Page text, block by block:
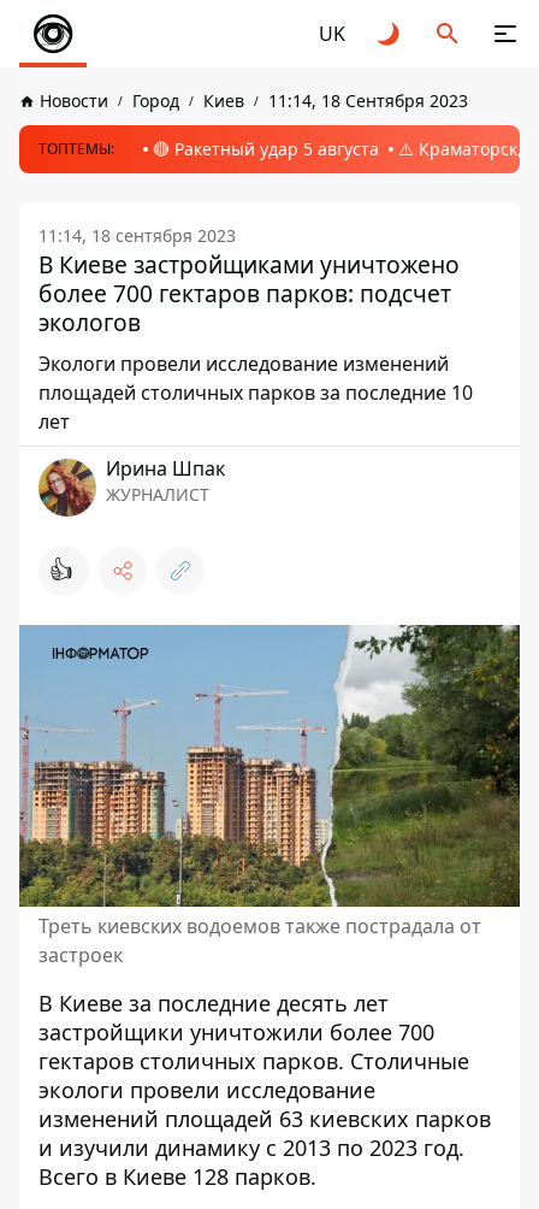
UK
Новости Город Киев 11:14, 18 Сентября 2023
ТОПТЕМЫ: 🔴 Ракетный удар 5 августа ⚠️ Краматорск,
11:14, 18 сентября 2023
В Киеве застройщиками уничтожено
более 700 гектаров парков: подсчет
экологов
Экологи провели исследование изменений
площадей столичных парков за последние 10
лет
Ирина Шпак
ЖУРНАЛИСТ
👍
Треть киевских водоемов также пострадала от
застроек
В Киеве за последние десять лет
застройщики уничтожили более 700
гектаров столичных парков. Столичные
экологи провели исследование
изменений площадей 63 киевских парков
и изучили динамику с 2013 по 2023 год.
Всего в Киеве 128 парков.